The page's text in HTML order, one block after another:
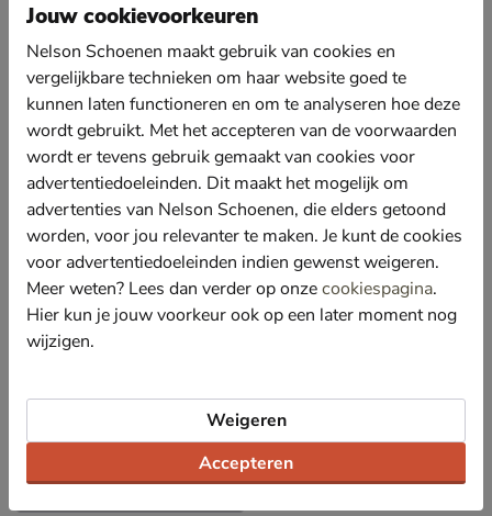
Spray het materiaal van een afstand van ongeveer 30
centimeter 2 á 3 keer keer. Laat de spray tussen de
lagen minimaal 15 minuten drogen. Voor de beste
resultaten één keer per maand herhalen.
Geschikt voor alle materialen met uitzondering van
synthestische en lakmaterialen.
Inhoud: 250ml.
Let op! Dit product kan niet worden geretourneerd.
Specificaties
Over Nelson
Schoenen
Verzorging en accessoires
Verzorgingsproducten
Jouw cookievoorkeuren
Nelson Schoenen maakt gebruik van cookies en
vergelijkbare technieken om haar website goed te
kunnen laten functioneren en om te analyseren hoe deze
wordt gebruikt. Met het accepteren van de voorwaarden
wordt er tevens gebruik gemaakt van cookies voor
advertentiedoeleinden. Dit maakt het mogelijk om
advertenties van Nelson Schoenen, die elders getoond
worden, voor jou relevanter te maken. Je kunt de cookies
voor advertentiedoeleinden indien gewenst weigeren.
Meer weten? Lees dan verder op onzecookiespagina.
Hier kun je jouw voorkeur ook op een later moment nog
wijzigen.
Accepteren
Weigeren